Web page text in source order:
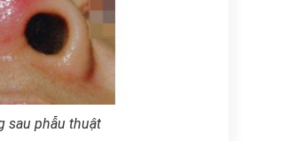
sau phẫu thuật